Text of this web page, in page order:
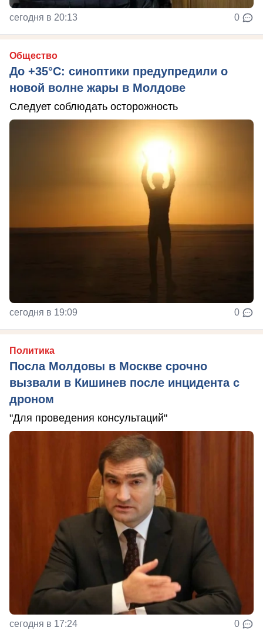
сегодня в 20:13 0
Общество
До +35°C: синоптики предупредили о
новой волне жары в Молдове
Следует соблюдать осторожность
сегодня в 19:09 0
Политика
Посла Молдовы в Москве срочно
вызвали в Кишинев после инцидента с
дроном
"Для проведения консультаций"
сегодня в 17:24 0